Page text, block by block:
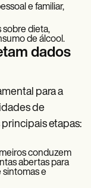
e familiar,
sobre dieta,
de álcool.
dados
para a
de
etapas:
conduzem
abertas para
sintomas e